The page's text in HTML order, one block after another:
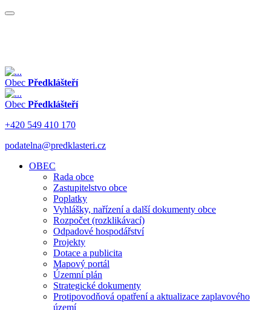
Obec Předklášteří
Obec Předklášteří
+420 549 410 170
podatelna@predklasteri.cz
OBEC
Rada obce
Zastupitelstvo obce
Poplatky
Vyhlášky, nařízení a další dokumenty obce
Rozpočet (rozklikávací)
Odpadové hospodářství
Projekty
Dotace a publicita
Mapový portál
Územní plán
Strategické dokumenty
Protipovodňová opatření a aktualizace zaplavového
území